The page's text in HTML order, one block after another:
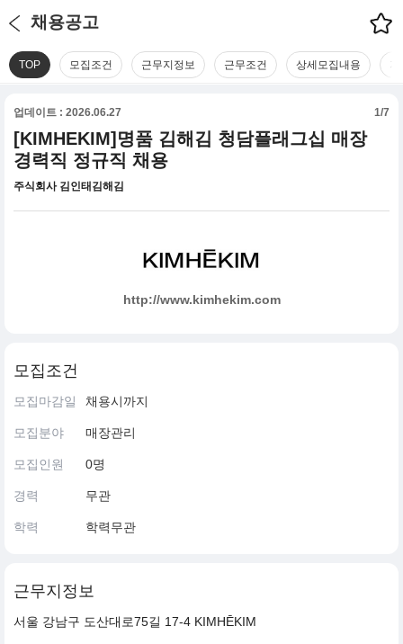
채용공고
TOP 모집조건 근무지정보 근무조건 상세모집내용 지
업데이트 : 2026.06.27 1/7
[KIMHEKIM]명품 김해김 청담플래그십 매장
경력직 정규직 채용
주식회사 김인태김해김
http://www.kimhekim.com
모집조건
모집마감일 채용시까지
모집분야 매장관리
모집인원 0명
경력 무관
학력 학력무관
근무지정보
서울 강남구 도산대로75길 17-4 KIMHĒKIM